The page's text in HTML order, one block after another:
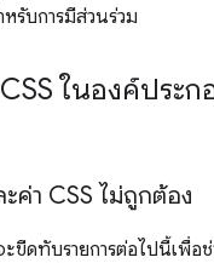
รับการมีส่วนร่วม
ในองค์ประก
ค่า CSS ไม่ถูกต้อง
ะขีดทับรายการต่อไปนี้เพื่